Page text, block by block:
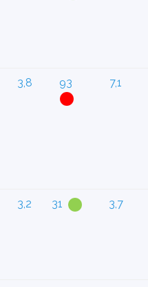
3,8 93 7,1
3,2 31 3,7